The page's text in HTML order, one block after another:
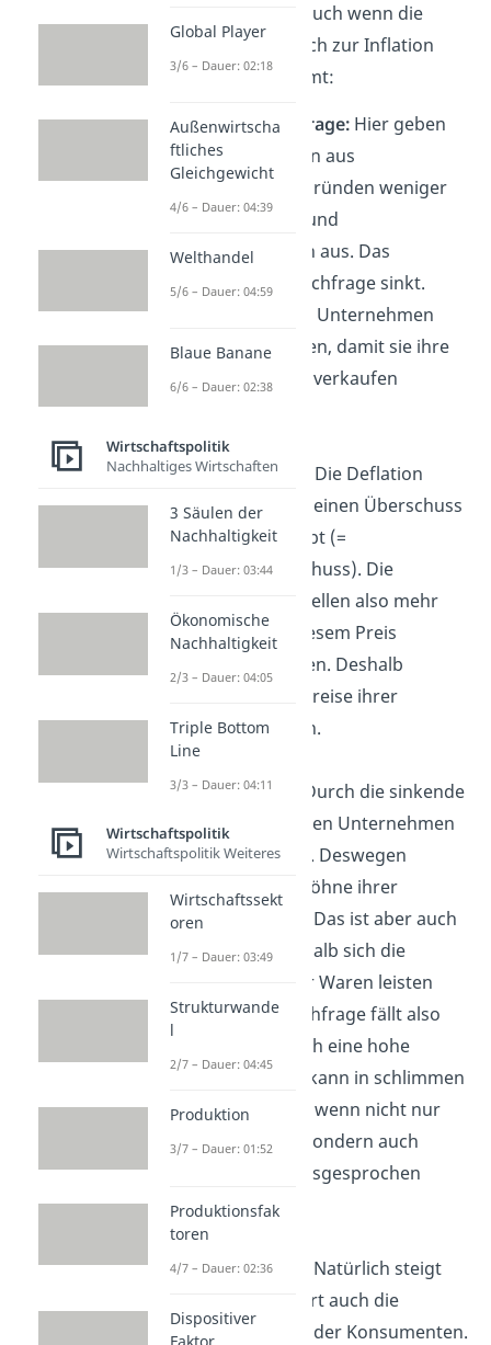
sehr vielfältig sein, auch wenn die
Deflation im Vergleich zur Inflation
eher selten vorkommt:
Sinkende Nachfrage: Hier geben
die Konsumenten aus
verschiedenen Gründen weniger
Geld für Waren und
Dienstleistungen aus. Das
bedeutet, die Nachfrage sinkt.
Deshalb müssen Unternehmen
ihre Preise senken, damit sie ihre
Produkte weiter verkaufen
Hohes Angebot: Die Deflation
entsteht, weil es einen Überschuss
an Produkten gibt (=
Angebotsüberschuss). Die
Unternehmen stellen also mehr
her, als sie zu diesem Preis
verkaufen können. Deshalb
müssen sie die Preise ihrer
Produkte senken.
Lohndeflation:
Durch die sinkende
Nachfrage machen Unternehmen
weniger Umsatz. Deswegen
müssen sie die Löhne ihrer
Arbeiter kürzen. Das ist aber auch
der Grund, weshalb sich die
Arbeiter weniger Waren leisten
können. Die Nachfrage fällt also
noch weiter. Auch eine hohe
Arbeitslosigkeit kann in schlimmen
Fällen auftreten, wenn nicht nur
Löhne gekürzt, sondern auch
Kündigungen ausgesprochen
werden.
Kreditdeflation:
Natürlich steigt
mit dem Geldwert auch die
Schuldenmenge der Konsumenten.
Global Player
3/6 – Dauer: 02:18
Außenwirtscha
ftliches
Gleichgewicht
4/6 – Dauer: 04:39
Welthandel
5/6 – Dauer: 04:59
Blaue Banane
6/6 – Dauer: 02:38
Wirtschaftspolitik
Nachhaltiges Wirtschaften
3 Säulen der
Nachhaltigkeit
1/3 – Dauer: 03:44
Ökonomische
Nachhaltigkeit
2/3 – Dauer: 04:05
Triple Bottom
Line
3/3 – Dauer: 04:11
Wirtschaftspolitik
Wirtschaftspolitik Weiteres
Wirtschaftssekt
oren
1/7 – Dauer: 03:49
Strukturwande
l
2/7 – Dauer: 04:45
Produktion
3/7 – Dauer: 01:52
Produktionsfak
toren
4/7 – Dauer: 02:36
Dispositiver
Faktor